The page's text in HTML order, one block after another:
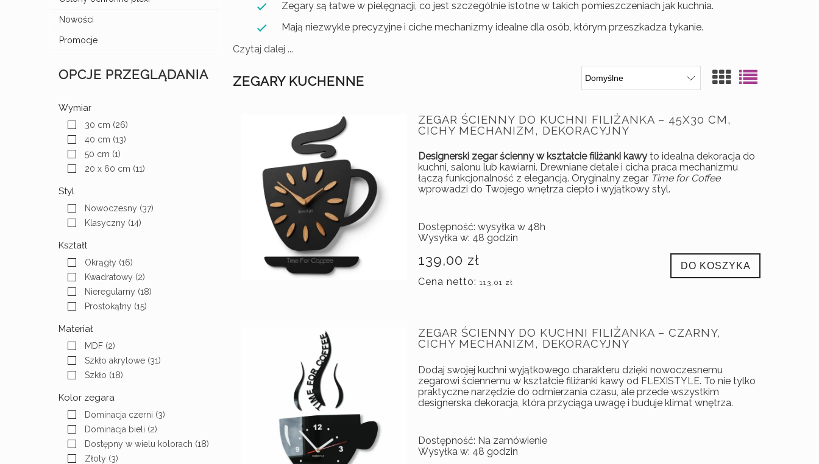
Nowości
Promocje
OPCJE PRZEGLĄDANIA
Wymiar
30 cm (26)
40 cm (13)
50 cm (1)
20 x 60 cm (11)
Styl
Nowoczesny (37)
Klasyczny (14)
Kształt
Okrągły (16)
Kwadratowy (2)
Nieregularny (18)
Prostokątny (15)
Materiał
MDF (2)
Szkło akrylowe (31)
Szkło (18)
Kolor zegara
Dominacja czerni (3)
Dominacja bieli (2)
Dostępny w wielu kolorach (18)
Złoty (3)
Zegary są łatwe w pielęgnacji, co jest szczególnie istotne w takich pomieszczeniach jak kuchnia.
Mają niezwykle precyzyjne i ciche mechanizmy idealne dla osób, którym przeszkadza tykanie.
Czytaj dalej ...
ZEGARY KUCHENNE
ZEGAR ŚCIENNY DO KUCHNI FILIŻANKA – 45X30 CM,
CICHY MECHANIZM, DEKORACYJNY
Designerski zegar ścienny w kształcie filiżanki kawyto idealna dekoracja do
kuchni, salonu lub kawiarni. Drewniane detale i cicha praca mechanizmu
łączą funkcjonalność z elegancją. Oryginalny zegar Time for Coffee
wprowadzi do Twojego wnętrza ciepło i wyjątkowy styl.
Dostępność: wysyłka w 48h
Wysyłka w: 48 godzin
139,00 zł
Cena netto:113,01 zł
DO KOSZYKA
ZEGAR ŚCIENNY DO KUCHNI FILIŻANKA – CZARNY,
CICHY MECHANIZM, DEKORACYJNY
Dodaj swojej kuchni wyjątkowego charakteru dzięki nowoczesnemu
zegarowi ściennemu w kształcie filiżanki kawy od FLEXISTYLE. To nie tylko
praktyczne narzędzie do odmierzania czasu, ale przede wszystkim
designerska dekoracja, która przyciąga uwagę i buduje klimat wnętrza.
Dostępność: Na zamówienie
Wysyłka w: 48 godzin